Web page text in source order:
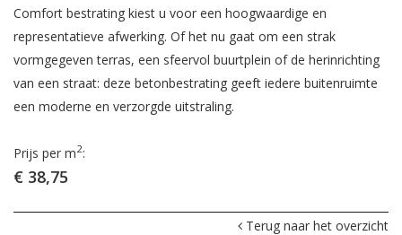
Comfort bestrating kiest u voor een hoogwaardige en
representatieve afwerking. Of het nu gaat om een strak
vormgegeven terras, een sfeervol buurtplein of de herinrichting
van een straat: deze betonbestrating geeft iedere buitenruimte
een moderne en verzorgde uitstraling.
Prijs per m2:
€ 38,75
Terug naar het overzicht